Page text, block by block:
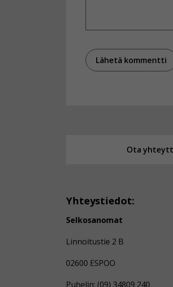
Ota
Yhteystiedot:
Selkosanomat
Linnoitustie 2 B
02600 ESPOO
Puhelin: (09) 34809 240